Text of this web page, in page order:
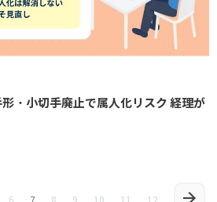
・小切手廃止で属人化リスク 経理が